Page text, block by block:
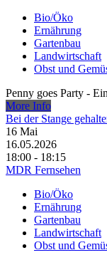
Bio/Öko
Ernährung
Gartenbau
Landwirtschaft
Obst und
Penny goes Party -
More Info
Bei der Stange
16 Mai
16.05.2026
18:00 - 18:15
MDR Fernsehen
Bio/Öko
Ernährung
Gartenbau
Landwirtschaft
Obst und